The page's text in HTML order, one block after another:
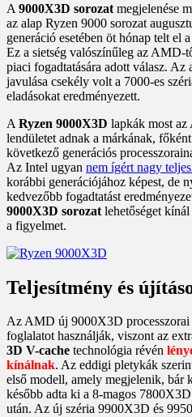
A 9000X3D sorozat megjelenése
az alap Ryzen 9000 sorozat
generáció esetében öt hónap telt el
Ez a sietség valószínűleg az AMD-
piaci fogadtatására adott válasz.
javulása csekély volt a 7000-es
eladásokat eredményezett.
A Ryzen 9000X3D lapkák most
lendületet adnak a márkának,
következő generációs
Az Intel ugyan nem ígért nagy
korábbi generációjához képest, de
kedvezőbb fogadtatást
9000X3D sorozat lehetőséget
a figyelmet.
Teljesítmény és
Az AMD új 9000X3D
foglalatot használják, viszont az
3D V-cache technológia révén
kínálnak. Az eddigi pletykák
első modell, amely megjelenik, bár
később adta ki a 8-magos
után. Az új széria 9900X3D és